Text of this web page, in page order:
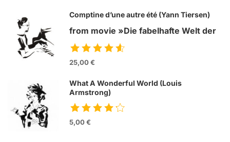
Comptine d’une autre été (Yann Tiersen)
from movie »Die fabelhafte Welt der
Amelie«
25,00 €
What A Wonderful World (Louis
Armstrong)
5,00 €